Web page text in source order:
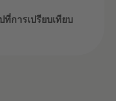
ที่การเปรียบเทียบ